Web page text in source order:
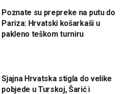
Poznate su prepreke na putu do
Pariza: Hrvatski košarkaši u
pakleno teškom turniru
Sjajna Hrvatska stigla do velike
pobjede u Turskoj, Šarić i